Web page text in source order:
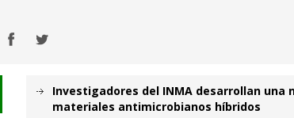
Investigadores del INMA desarrollan
materiales antimicrobianos híbridos